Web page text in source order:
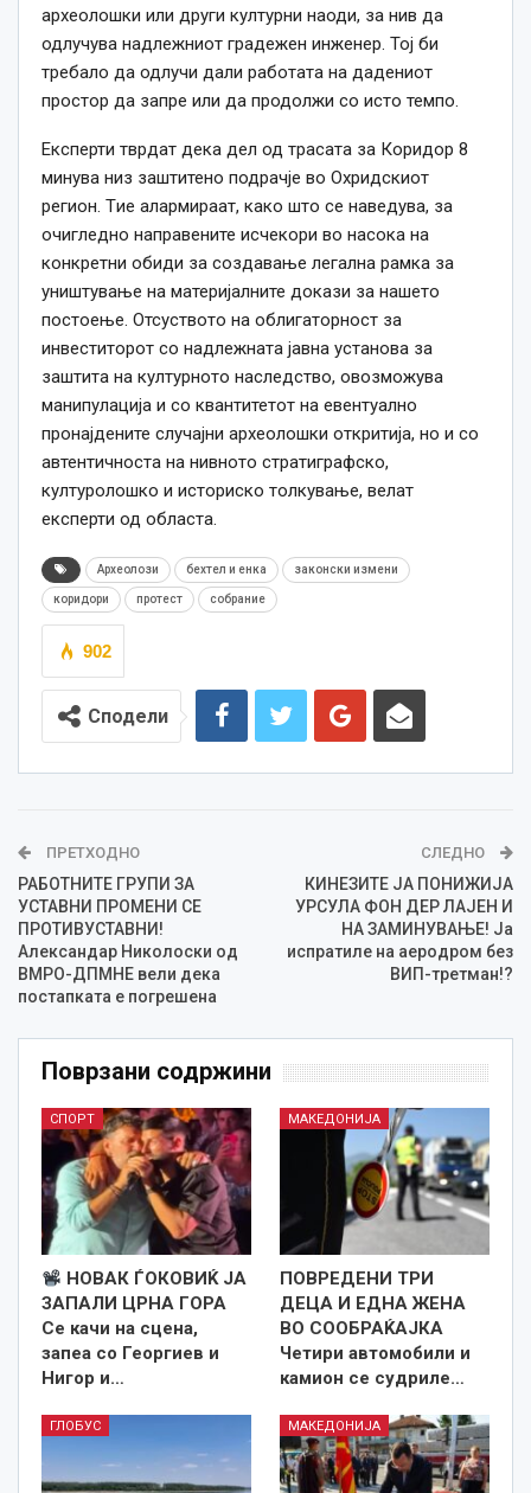
археолошки или други културни наоди, за нив да
одлучува надлежниот градежен инженер. Тој би
требало да одлучи дали работата на дадениот
простор да запре или да продолжи со исто темпо.
Експерти тврдат дека дел од трасата за Коридор 8
минува низ заштитено подрачје во Охридскиот
регион. Тие алармираат, како што се наведува, за
очигледно направените исчекори во насока на
конкретни обиди за создавање легална рамка за
уништување нa материјалните докази за нашето
постоење. Отсуството на облигаторност за
инвеститорот со надлежната јавна установа за
заштита на културното наследство, овозможува
манипулација и со квантитетот на евентуално
пронајдените случајни археолошки откритија, но и со
автентичноста на нивното стратиграфско,
културолошко и историско толкување, велат
експерти од областа.
Археолози бехтел и енка законски измени
коридори протест собрание
902
Сподели
ПРЕТХОДНО
РАБОТНИТЕ ГРУПИ ЗА
УСТАВНИ ПРОМЕНИ СЕ
ПРОТИВУСТАВНИ!
Александар Николоски од
ВМРО-ДПМНЕ вели дека
постапката е погрешена
СЛЕДНО
КИНЕЗИТЕ ЈА ПОНИЖИЈА
УРСУЛА ФОН ДЕР ЛАЈЕН И
НА ЗАМИНУВАЊЕ! Ја
испратиле на аеродром без
ВИП-третман!?
Поврзани содржини
СПОРТ
НОВАК ЃОКОВИЌ ЈА
ЗАПАЛИ ЦРНА ГОРА
Се качи на сцена,
запеа со Георгиев и
Нигор и…
МАКЕДОНИЈА
ПОВРЕДЕНИ ТРИ
ДЕЦА И ЕДНА ЖЕНА
ВО СООБРАЌАЈКА
Четири автомобили и
камион се судриле…
ГЛОБУС МАКЕДОНИЈА